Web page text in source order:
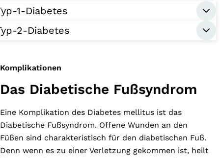
1-Diabetes
2-Diabetes
Komplikationen
Das Diabetische Fußsyndrom
Eine Komplikation des Diabetes mellitus ist das
Diabetische Fußsyndrom. Offene Wunden an den
Füßen sind charakteristisch für den diabetischen Fuß.
Denn wenn es zu einer Verletzung gekommen ist, heilt